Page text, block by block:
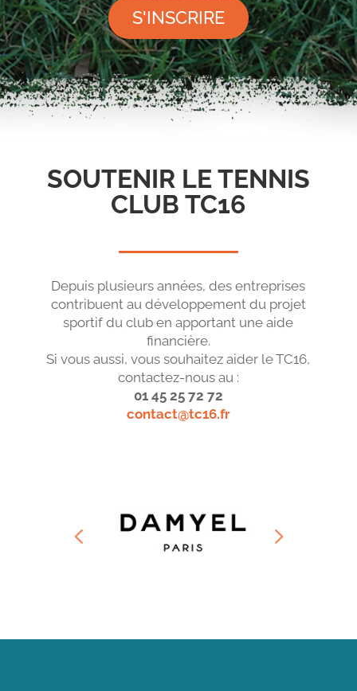
S'INSCRIRE
SOUTENIR LE TENNIS
CLUB TC16
Depuis plusieurs années, des entreprises
contribuent au développement du projet
sportif du club en apportant une aide
financière.
Si vous aussi, vous souhaitez aider le TC16,
contactez-nous au :
01 45 25 72 72
contact@tc16.fr